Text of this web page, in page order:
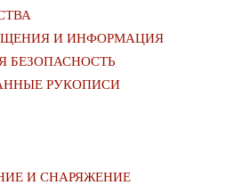
И ИНФОРМАЦИЯ
БЕЗОПАСНОСТЬ
РУКОПИСИ
И СНАРЯЖЕНИЕ